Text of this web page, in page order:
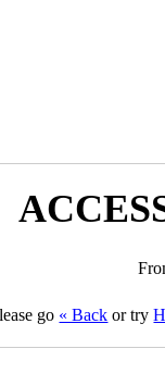
go « Back or try